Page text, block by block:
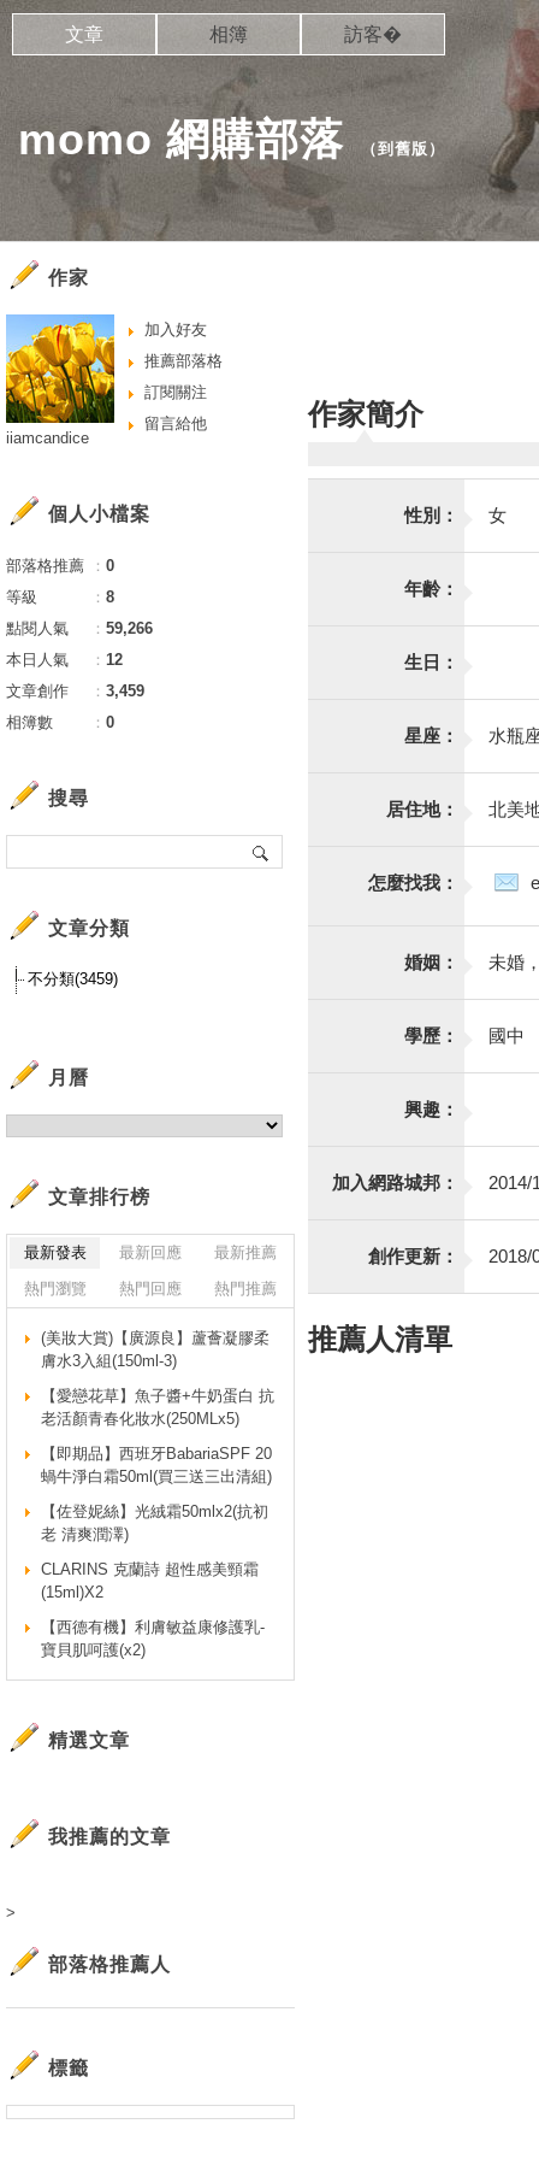
momo 網購部落 （到舊版 ）
文章 相簿 訪客�
作家簡介
性別： 女
年齡：
生日：
星座： 水瓶
居住地： 北美
怎麼找我：
婚姻： 未婚
學歷： 國中
興趣：
加入網路城邦： 2014/
創作更新： 2018/
推薦人清單
作家
加入好友
推薦部落格
訂閱關注
留言給他
iiamcandice
個人小檔案
部落格推薦 ： 0
等級
： 8
點閱人氣
： 59,266
本日人氣
： 12
文章創作
： 3,459
相簿數
： 0
搜尋
文章分類
不分類(3459)
月曆
文章排行榜
最新發表 最新回應
最新推薦
熱門瀏覽
熱門回應 熱門推薦
(美妝大賞)【廣源良】蘆薈凝膠柔
膚水3入組(150ml-3)
【愛戀花草】魚子醬+牛奶蛋白 抗
老活顏青春化妝水(250MLx5)
【即期品】西班牙BabariaSPF 20
蝸牛淨白霜50ml(買三送三出清組)
【佐登妮絲】光絨霜50mlx2(抗初
老 清爽潤澤)
CLARINS 克蘭詩 超性感美頸霜
(15ml)X2
【西德有機】利膚敏益康修護乳-
寶貝肌呵護(x2)
精選文章
我推薦的文章
>
部落格推薦人
標籤